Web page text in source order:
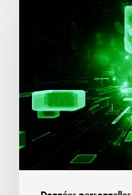
les
modifications
envisagées
par
le
Parlement